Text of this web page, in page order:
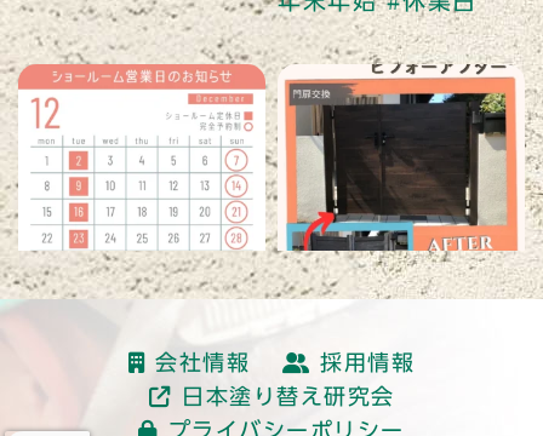
読み込む
会社情報
採用情報
日本塗り替え研究会
プライバシーポリシー